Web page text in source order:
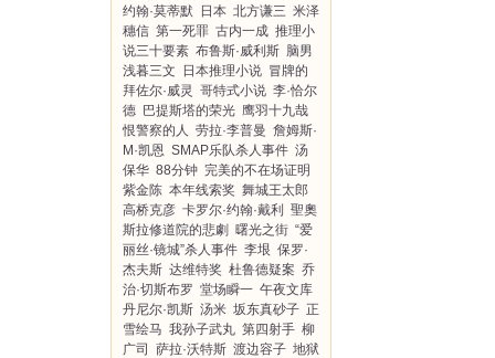
约翰·莫蒂默
日本 北方谦三 米泽
穗信 第一死罪 古内一成 推理小
说三十要素 布鲁斯·威利斯 脑男
浅暮三文
日本推理小说 冒牌的
拜佐尔·威灵 哥特式小说 李·恰尔
德 巴提斯塔的荣光 鹰羽十九哉
恨警察的人 劳拉·李普曼 詹姆斯·
M·凯恩 SMAP乐队杀人事件 汤
保华 88分钟 完美的不在场证明
紫金陈 本年线索奖 舞城王太郎
高桥克彦 卡罗尔·约翰·戴利
聖奧
斯拉修道院的悲劇 曙光之街 “爱
丽丝·镜城”杀人事件 李垠 保罗·
杰夫斯 达维特奖 杜鲁德疑案 乔
治·切斯布罗 堂场瞬一 午夜文库
丹尼尔·凯斯 汤米 坂东真砂子 正
雪绘马 我孙子武丸 第四射手 柳
广司
萨拉·沃特斯 渡边容子 地狱